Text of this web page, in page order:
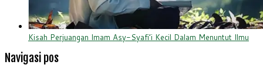
Kisah Perjuangan Imam Asy-Syafi’i Kecil Dalam Menuntut Ilmu
Navigasi pos